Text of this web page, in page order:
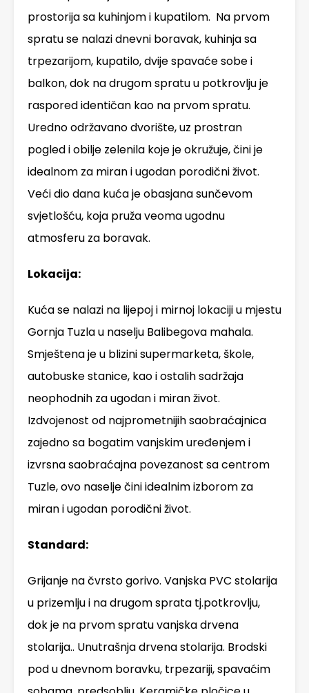
prostorija sa kuhinjom i kupatilom. Na prvom
spratu se nalazi dnevni boravak, kuhinja sa
trpezarijom, kupatilo, dvije spavaće sobe i
balkon, dok na drugom spratu u potkrovlju je
raspored identičan kao na prvom spratu.
Uredno održavano dvorište, uz prostran
pogled i obilje zelenila koje je okružuje, čini je
idealnom za miran i ugodan porodični život.
Veći dio dana kuća je obasjana sunčevom
svjetlošću, koja pruža veoma ugodnu
atmosferu za boravak.
Lokacija:
Kuća se nalazi na lijepoj i mirnoj lokaciji u mjestu
Gornja Tuzla u naselju Balibegova mahala.
Smještena je u blizini supermarketa, škole,
autobuske stanice, kao i ostalih sadržaja
neophodnih za ugodan i miran život.
Izdvojenost od najprometnijih saobraćajnica
zajedno sa bogatim vanjskim uređenjem i
izvrsna saobraćajna povezanost sa centrom
Tuzle, ovo naselje čini idealnim izborom za
miran i ugodan porodični život.
Standard:
Grijanje na čvrsto gorivo. Vanjska PVC stolarija
u prizemlju i na drugom sprata tj.potkrovlju,
dok je na prvom spratu vanjska drvena
stolarija.. Unutrašnja drvena stolarija. Brodski
pod u dnevnom boravku, trpezariji, spavaćim